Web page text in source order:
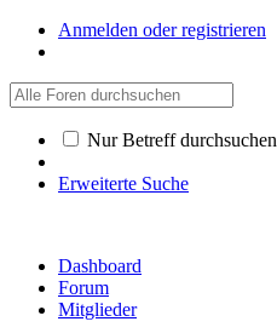
Anmelden oder registrieren
Nur Betreff durchsuchen
Erweiterte Suche
Dashboard
Forum
Mitglieder